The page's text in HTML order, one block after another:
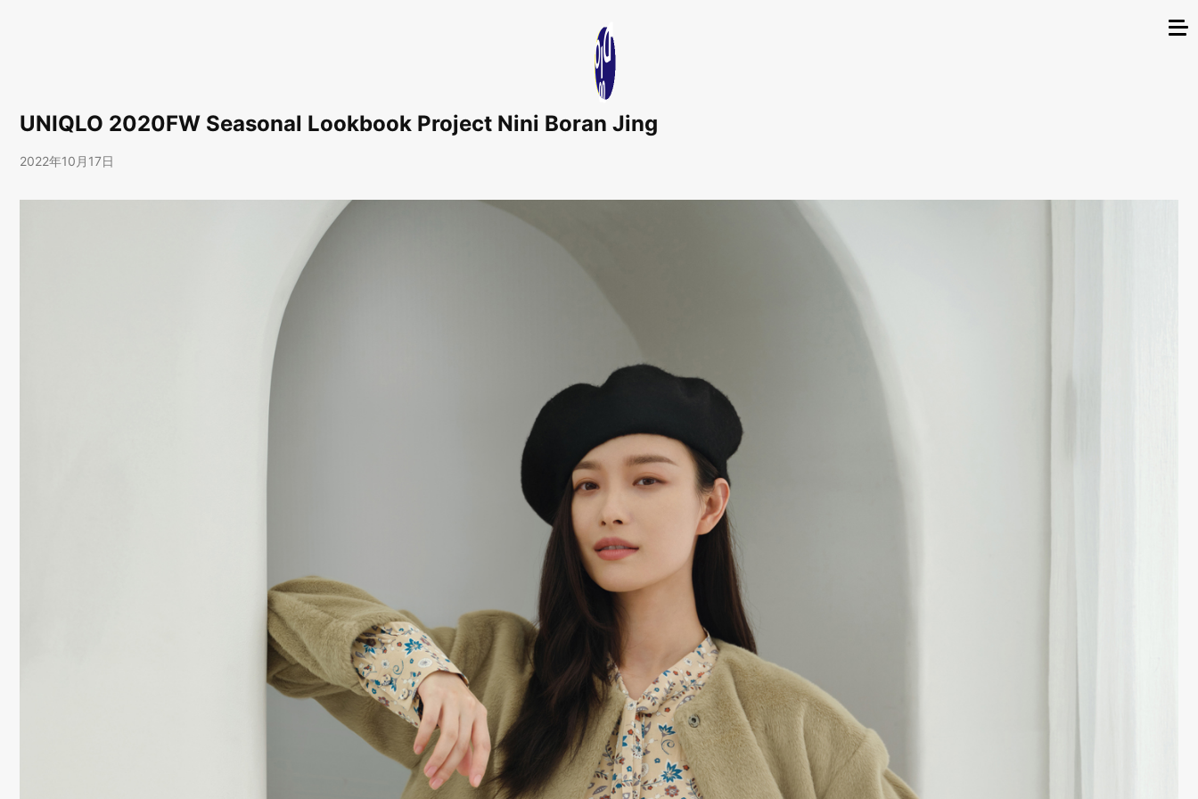
UNIQLO 2020FW Seasonal Lookbook Project Nini Boran Jing
2022年10月17日